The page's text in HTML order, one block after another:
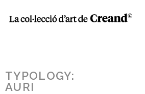
Menú
TYPOLOGY:
AURI